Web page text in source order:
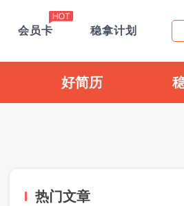
会员卡 稳拿计划
好简历
热门文章